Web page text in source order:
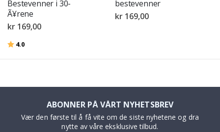
Bestevenner i 30-
Ã¥rene
kr 169,00
Karakter:
4.0
bestevenner
kr 169,00
ABONNER PÅ VÅRT NYHETSBREV
Vær den første til å få vite om de siste nyhetene og dra
nytte av våre eksklusive tilbud.